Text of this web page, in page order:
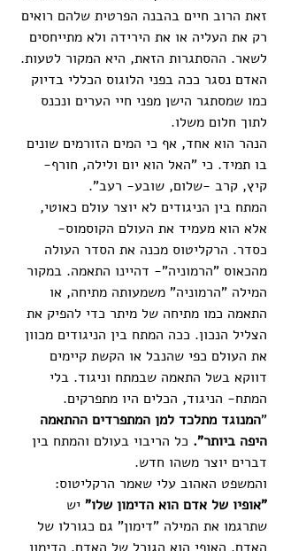
זאת הרוב חיים בהבנה הפרטית שלהם רואים
רק את העליה או את הירידה ולא מתייחסים
לשאר. ההסתגרות הזאת, היא המקור לטעות.
האדם נסגר ככה בפני הלוגוס הכללי בדיוק
כמו שמסתגר הישן מפני חיי הערים ונכנס
לתוך חלום משלו.
הנהר הוא אחד, אף כי המים הזורמים שונים
בו תמיד. כי "האל הוא יום ולילה, חורף-
קיץ, קרב -שלום, שובע- רעב".
המתח בין הניגודים לא יוצר עולם כאוטי,
אלא הוא מעמיד את העולם הקוסמוס-
כסדר. הרקליטוס מכנה את הסדר העולה
מהכאוס "הרמוניה"- דהיינו התאמה. במקור
המילה "הרמוניה" משמעותה מתיחה, או
התאמה כמו מתיחה של מיתר כדי להפיק את
הצליל הנכון. ככה המתח בין הניגודים מכוון
את העולם כפי שהנבל או הקשת קיימים
דווקא בשל התאמה שבמתח וניגוד. בלי
המתח- הניגוד, הכלים היו מתפרקים.
"המנוגד מתלכד למן המתפרדים ההתאמה
היפה ביותר". כל הריבוי בעולם והמתח בין
דברים יוצר משהו חדש.
והמשפט האהוב עלי שאמר הרקליטוס:
"אופיו של אדם הוא הדימון שלו" יש
שתרגמו את המילה "דימון" גם כגורלו של